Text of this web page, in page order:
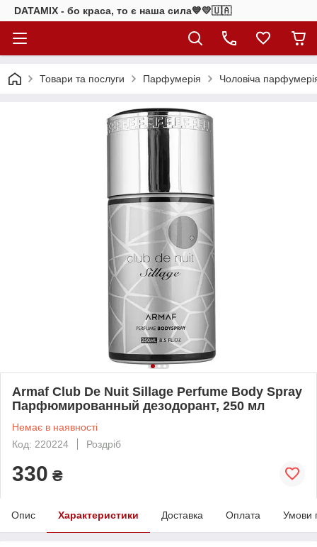
DATAMIX - бо краcа, то є наша сила​💙💛🇺🇦​
Товари та послуги Парфумерія Чоловіча
Armaf Club De Nuit Sillage Perfume Body Spray
Парфюмированный дезодорант, 250 мл
Немає в наявності
Код: 220224
Роздріб
330 ₴
Опис Характеристики Доставка Оплата Умови